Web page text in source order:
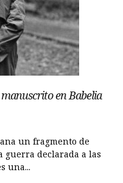
en Babelia
un fragmento de
guerra declarada a las
una...